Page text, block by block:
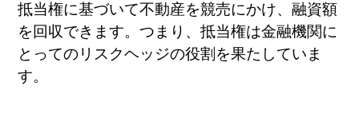
抵当権に基づいて不動産を競売にかけ、融資額
を回収できます。つまり、抵当権は金融機関に
とってのリスクヘッジの役割を果たしていま
す。